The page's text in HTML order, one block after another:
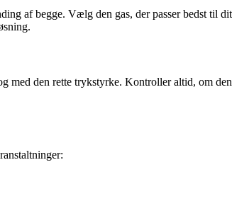
af begge. Vælg den gas, der passer bedst til
den rette trykstyrke. Kontroller altid, om